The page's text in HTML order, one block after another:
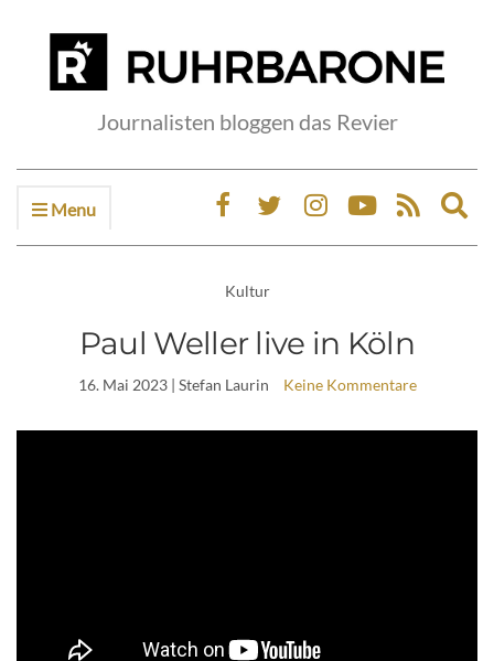
Journalisten bloggen das Revier
Menu
Kultur
Paul Weller live in Köln
16. Mai 2023| Stefan Laurin Keine Kommentare